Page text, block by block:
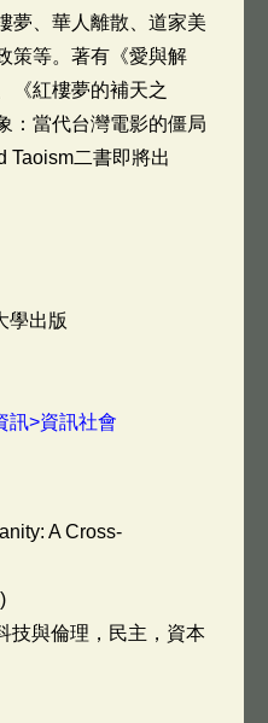
夢、華人離散、道家美
策等。著有《愛與解
《紅樓夢的補天之
：當代台灣電影的僵局
Taoism二書即將出
學出版
訊>資訊社會
A Cross-
技與倫理，民主，資本